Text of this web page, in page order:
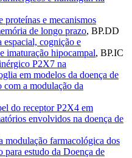
proteínas e mecanismos
de longo prazo, BP.DD
cognição e
imaturação hipocampal, BP.IC
P2X7 na
em modelos da doença de
com a modulação da
do receptor P2X4 em
envolvidos na doença de
modulação farmacológica dos
estudo da Doença de